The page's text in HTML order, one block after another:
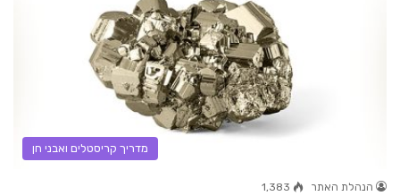
מדריך קריסטלים ואבני חן
הנהלת האתר 1,383